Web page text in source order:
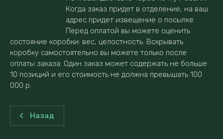
Когда заказ придет в отделение, на ваш
адрес придет извещение о посылке.
Перед оплатой вы можете оценить
состояние коробки: вес, целостность. Вскрывать
коробку самостоятельно вы можете только после
оплаты заказа. Один заказ может содержать не больше
10 позиций и его стоимость не должна превышать 100
000 р.
Назад